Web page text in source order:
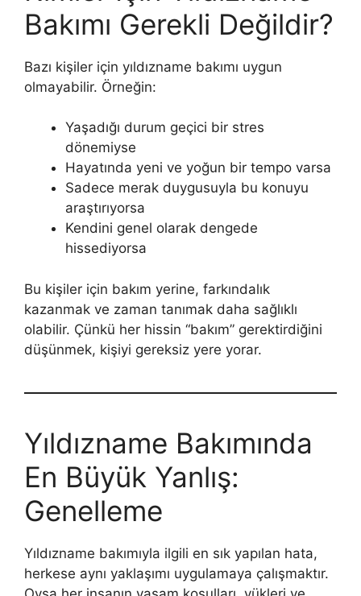
Bakımı Gerekli Değildir?
Bazı kişiler için yıldızname bakımı uygun
olmayabilir. Örneğin:
Yaşadığı durum geçici bir stres
dönemiyse
Hayatında yeni ve yoğun bir tempo varsa
Sadece merak duygusuyla bu konuyu
araştırıyorsa
Kendini genel olarak dengede
hissediyorsa
Bu kişiler için bakım yerine, farkındalık
kazanmak ve zaman tanımak daha sağlıklı
olabilir. Çünkü her hissin “bakım” gerektirdiğini
düşünmek, kişiyi gereksiz yere yorar.
Yıldızname Bakımında
En Büyük Yanlış:
Genelleme
Yıldızname bakımıyla ilgili en sık yapılan hata,
herkese aynı yaklaşımı uygulamaya çalışmaktır.